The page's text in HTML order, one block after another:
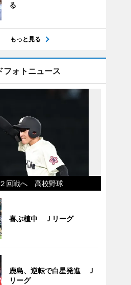
る
もっと見る
フォトニュース
回戦へ 高校野球
喜ぶ植中 Ｊリーグ
鹿島、逆転で白星発進 Ｊ
リーグ